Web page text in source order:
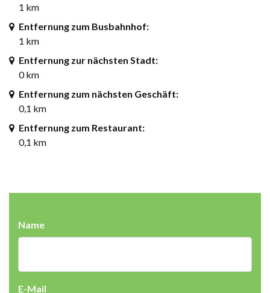
1 km
Entfernung zum Busbahnhof:
1 km
Entfernung zur nächsten Stadt:
0 km
Entfernung zum nächsten Geschäft:
0,1 km
Entfernung zum Restaurant:
0,1 km
Name
E-Mail